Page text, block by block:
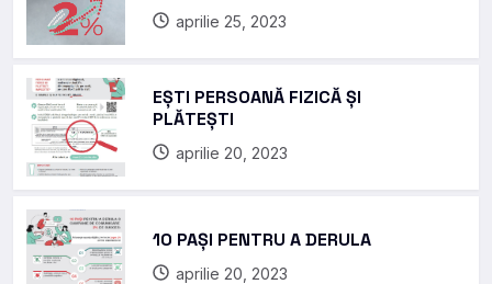
aprilie 25, 2023
EȘTI PERSOANĂ FIZICĂ ȘI
PLĂTEȘTI
aprilie 20, 2023
10 PAȘI PENTRU A DERULA
aprilie 20, 2023